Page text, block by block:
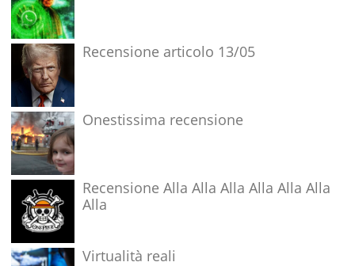
Recensione articolo 13/05
Onestissima recensione
Recensione Alla Alla Alla Alla Alla Alla
Alla
Virtualità reali